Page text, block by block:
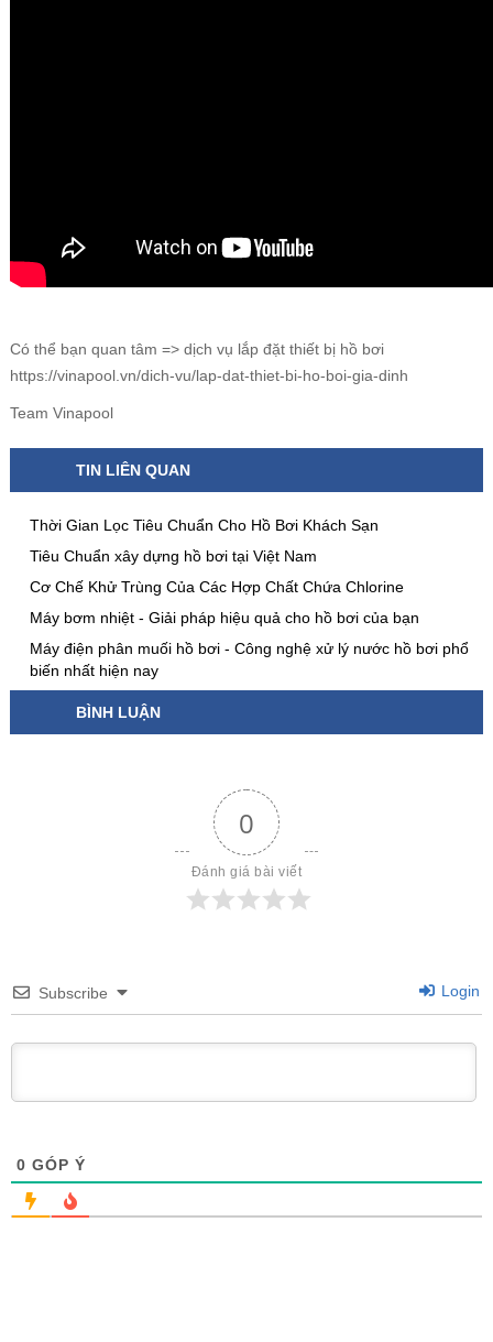
Có thể bạn quan tâm => dịch vụ lắp đặt thiết bị hồ bơi
https://vinapool.vn/dich-vu/lap-dat-thiet-bi-ho-boi-gia-dinh
Team Vinapool
TIN LIÊN QUAN
Thời Gian Lọc Tiêu Chuẩn Cho Hồ Bơi Khách Sạn
Tiêu Chuẩn xây dựng hồ bơi tại Việt Nam
Cơ Chế Khử Trùng Của Các Hợp Chất Chứa Chlorine
Máy bơm nhiệt - Giải pháp hiệu quả cho hồ bơi của bạn
Máy điện phân muối hồ bơi - Công nghệ xử lý nước hồ bơi phổ
biến nhất hiện nay
BÌNH LUẬN
0
Đánh giá bài viết
Subscribe Login
0 GÓP Ý